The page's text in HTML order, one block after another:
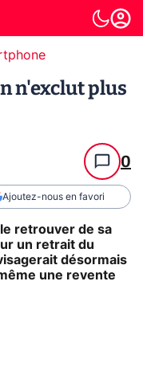
n'exclut plus
0
Ajoutez-nous en favori
retrouver de sa
un retrait du
désormais
une revente